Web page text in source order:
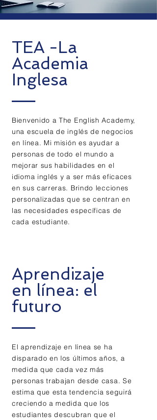
TEA -La
Academia
Inglesa
Bienvenido a The English Academy,
una escuela de inglés de negocios
en línea. Mi misión es ayudar a
personas de todo el mundo a
mejorar sus habilidades en el
idioma inglés y a ser más eficaces
en sus carreras. Brindo lecciones
personalizadas que se centran en
las necesidades específicas de
cada estudiante.
Aprendizaje
en línea: el
futuro
El aprendizaje en línea se ha
disparado en los últimos años, a
medida que cada vez más
personas trabajan desde casa. Se
estima que esta tendencia seguirá
creciendo a medida que los
estudiantes descubran que el